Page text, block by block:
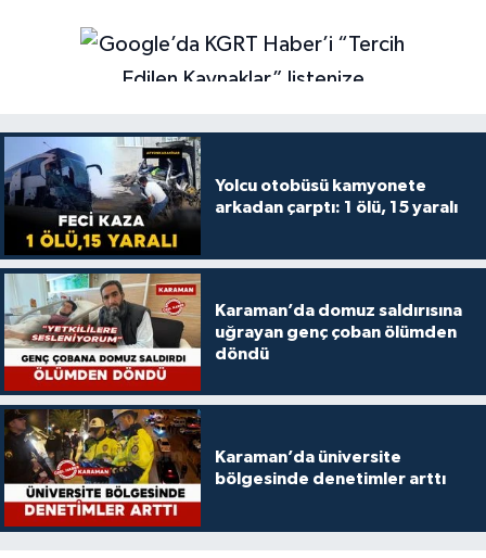
Yolcu otobüsü kamyonete
arkadan çarptı: 1 ölü, 15 yaralı
Karaman’da domuz saldırısına
uğrayan genç çoban ölümden
döndü
Karaman’da üniversite
bölgesinde denetimler arttı